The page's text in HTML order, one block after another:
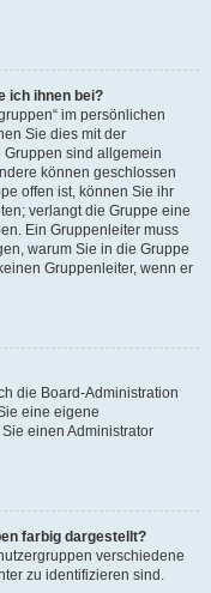
ich ihnen bei?
im persönlichen
Sie dies mit der
sind allgemein
können geschlossen
offen ist, können Sie ihr
verlangt die Gruppe eine
Ein Gruppenleiter muss
warum Sie in die Gruppe
Gruppenleiter, wenn er
die Board-Administration
eine eigene
einen Administrator
farbig dargestellt?
verschiedene
zu identifizieren sind.